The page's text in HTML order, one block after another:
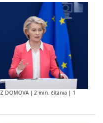
Z DOMOVA | 2 min. čítania | 1